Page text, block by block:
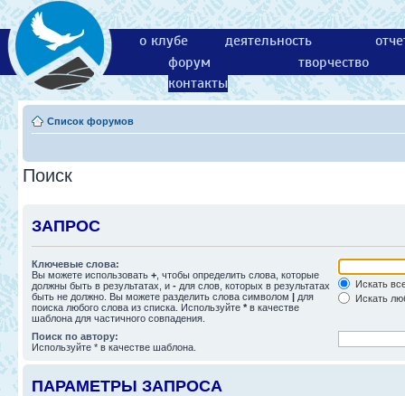
о клубе деятельность
форум
творчество
контакты
Список форумов
Поиск
ЗАПРОС
Ключевые слова:
Вы можете использовать + , чтобы определить слова, которые
должны быть в результатах, и - для слов, которых в результатах
быть не должно. Вы можете разделить слова символом | для
поиска любого слова из списка. Используйте * в качестве
шаблона для частичного совпадения.
Искать
Искать
Поиск по автору:
Используйте * в качестве шаблона.
ПАРАМЕТРЫ ЗАПРОСА